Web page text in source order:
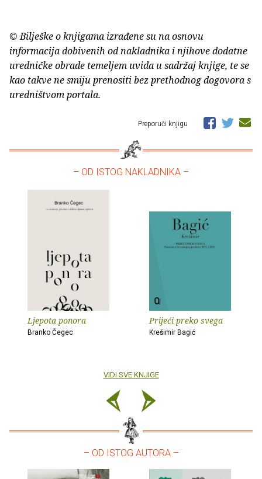
© Bilješke o knjigama izrađene su na osnovu
informacija dobivenih od nakladnika i njihove dodatne
uredničke obrade temeljem uvida u sadržaj knjige, te se
kao takve ne smiju prenositi bez prethodnog dogovora s
uredništvom portala.
Preporuči knjigu
– OD ISTOG NAKLADNIKA –
Ljepota ponora
Branko Čegec
Prijeći preko svega
Krešimir Bagić
VIDI SVE KNJIGE
– OD ISTOG AUTORA –